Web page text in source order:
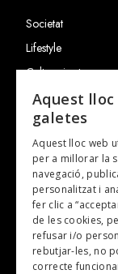
Societat
Lifestyle
Cultura i art
Entrevistes
Gastronomia
TV
Plans per fer
Revistes
SUBSCRIU-TE A
Aquest
galetes
Aquest lloc web
per a millorar la
navegació,
personalitzat i
fer clic a
de les cookies,
refusar i/o
rebutjar-les, no
correcte